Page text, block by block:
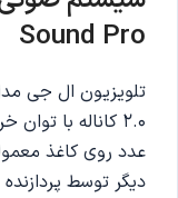
Sound Pro
عدد روی کاغذ
دیگر توسط پردازنده α7 رقم می‌خورد.